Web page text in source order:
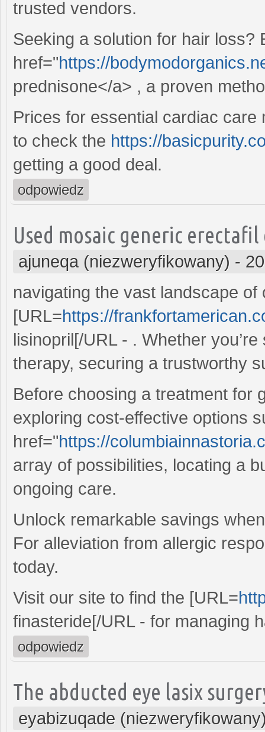
trusted vendors.
Seeking a solution for hair loss?
href="https://
prednisone</a> , a proven
Prices for essential cardiac
to check the https://
getting a good deal.
odpowiedz
Used mosaic generic
ajuneqa (niezweryfikowany) -
navigating the vast landscape
[URL=https://
lisinopril[/URL - . Whether
therapy, securing a trustworthy
Before choosing a treatment for
exploring cost-effective options
href="https://
array of possibilities, locating a
ongoing care.
Unlock remarkable savings
For alleviation from allergic
today.
Visit our site to find the [URL=
finasteride[/URL - for managing
odpowiedz
The abducted eye lasix
eyabizuqade